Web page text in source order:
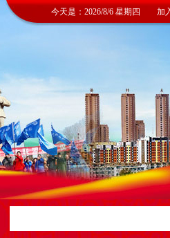
今天是：2026/8/6 星期四 加